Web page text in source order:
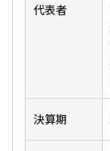
代表者
決算期